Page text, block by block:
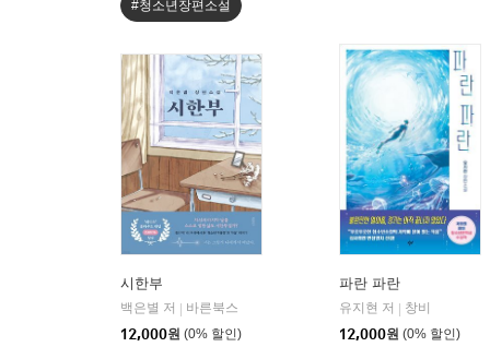
#청소년장편소설
시한부
백은별 저
바른북스
12,000원 (0% 할인)
파란 파란
유지현 저
창비
12,000원 (0% 할인)